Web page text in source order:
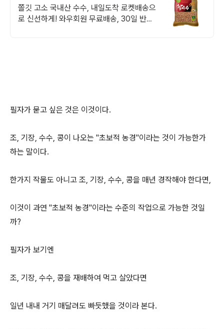
쫄깃 고소 국내산 수수, 내일도착 로켓배송으
로 신선하게! 와우회원 무료배송, 30일 반품
필자가 묻고 싶은 것은 이것이다.
조, 기장, 수수, 콩이 나오는 "초보적 농경"이라는 것이 가능한가
하는 말이다.
한가지 작물도 아니고 조, 기장, 수수, 콩을 매년 경작해야 한다면,
이것이 과연 "초보적 농경"이라는 수준의 작업으로 가능한 것일
까?
필자가 보기엔
조, 기장, 수수, 콩을 재배하여 먹고 살았다면
일년 내내 거기 매달려도 빠듯했을 것이라 본다.